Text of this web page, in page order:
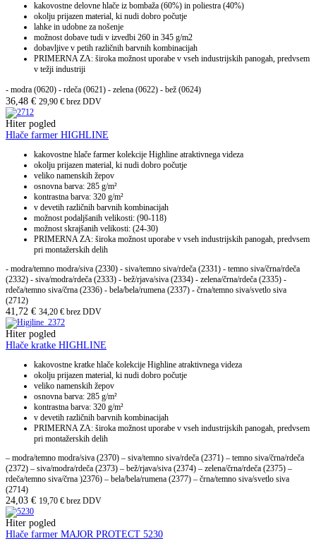
kakovostne delovne hlače iz bombaža (60%) in poliestra (40%)
okolju prijazen material, ki nudi dobro počutje
lahke in udobne za nošenje
možnost dobave tudi v izvedbi 260 in 345 g/m2
dobavljive v petih različnih barvnih kombinacijah
PRIMERNA ZA: široka možnost uporabe v vseh industrijskih panogah, predvsem
v težji industriji
- modra (0620) - rdeča (0621) - zelena (0622) - bež (0624)
36,48 € 29,90 € brez DDV
Hiter pogled
Hlače farmer HIGHLINE
kakovostne hlače farmer kolekcije Highline atraktivnega videza
okolju prijazen material, ki nudi dobro počutje
veliko namenskih žepov
osnovna barva: 285 g/m²
kontrastna barva: 320 g/m²
v devetih različnih barvnih kombinacijah
možnost podaljšanih velikosti: (90-118)
možnost skrajšanih velikosti: (24-30)
PRIMERNA ZA: široka možnost uporabe v vseh industrijskih panogah, predvsem
pri montažerskih delih
- modra/temno modra/siva (2330) - siva/temno siva/rdeča (2331) - temno siva/črna/rdeča
(2332) - siva/modra/rdeča (2333) - bež/rjava/siva (2334) - zelena/črna/rdeča (2335) -
rdeča/temno siva/črna (2336) - bela/bela/rumena (2337) - črna/temno siva/svetlo siva
(2712)
41,72 € 34,20 € brez DDV
Hiter pogled
Hlače kratke HIGHLINE
kakovostne kratke hlače kolekcije Highline atraktivnega videza
okolju prijazen material, ki nudi dobro počutje
veliko namenskih žepov
osnovna barva: 285 g/m²
kontrastna barva: 320 g/m²
v devetih različnih barvnih kombinacijah
PRIMERNA ZA: široka možnost uporabe v vseh industrijskih panogah, predvsem
pri montažerskih delih
– modra/temno modra/siva (2370) – siva/temno siva/rdeča (2371) – temno siva/črna/rdeča
(2372) – siva/modra/rdeča (2373) – bež/rjava/siva (2374) – zelena/črna/rdeča (2375) –
rdeča/temno siva/črna )2376) – bela/bela/rumena (2377) – črna/temno siva/svetlo siva
(2714)
24,03 € 19,70 € brez DDV
Hiter pogled
Hlače farmer MAJOR PROTECT 5230